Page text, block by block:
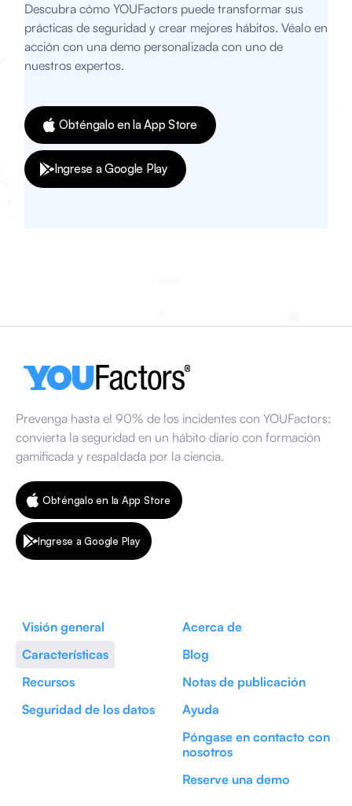
Descubra cómo YOUFactors puede transformar sus
prácticas de seguridad y crear mejores hábitos. Véalo en
acción con una demo personalizada con uno de
nuestros expertos.
Obténgalo en la App Store
Ingrese a Google Play
Prevenga hasta el 90% de los incidentes con YOUFactors:
convierta la seguridad en un hábito diario con formación
gamificada y respaldada por la ciencia.
Obténgalo en la App Store
Ingrese a Google Play
Visión general
Características
Recursos
Seguridad de los datos
Acerca de
Blog
Notas de publicación
Ayuda
Póngase en contacto con
nosotros
Reserve una demo